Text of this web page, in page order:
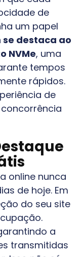
de
um papel
se destaca ao
NVMe, uma
tempos
rápidos.
de
online nunca
de hoje. Em
do seu site
a
transmitidas